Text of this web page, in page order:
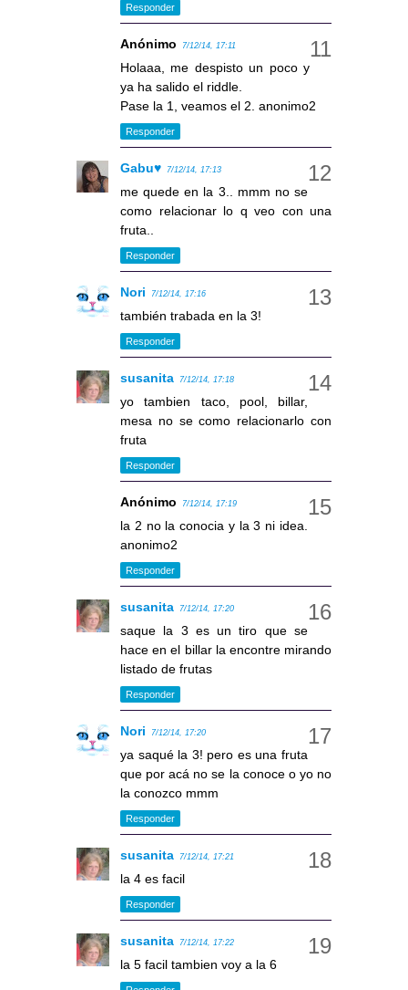
Responder
Anónimo 7/12/14, 17:11
Holaaa, me despisto un poco y
ya ha salido el riddle.
Pase la 1, veamos el 2. anonimo2
Responder
Gabu♥ 7/12/14, 17:13
me quede en la 3.. mmm no se
como relacionar lo q veo con una
fruta..
Responder
Nori 7/12/14, 17:16
también trabada en la 3!
Responder
susanita 7/12/14, 17:18
yo tambien taco, pool, billar,
mesa no se como relacionarlo con
fruta
Responder
Anónimo 7/12/14, 17:19
la 2 no la conocia y la 3 ni idea.
anonimo2
Responder
susanita 7/12/14, 17:20
saque la 3 es un tiro que se
hace en el billar la encontre mirando
listado de frutas
Responder
Nori 7/12/14, 17:20
ya saqué la 3! pero es una fruta
que por acá no se la conoce o yo no
la conozco mmm
Responder
susanita 7/12/14, 17:21
la 4 es facil
Responder
susanita 7/12/14, 17:22
la 5 facil tambien voy a la 6